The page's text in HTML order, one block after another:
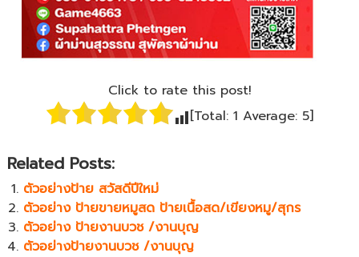
Click to rate this post!
[Total: 1 Average: 5]
Related Posts:
ตัวอย่างป้าย สวัสดีปีใหม่
ตัวอย่าง ป้ายขายหมูสด ป้ายเนื้อสด/เขียงหมู/สุกร
ตัวอย่าง ป้ายงานบวช /งานบุญ
ตัวอย่างป้ายงานบวช /งานบุญ